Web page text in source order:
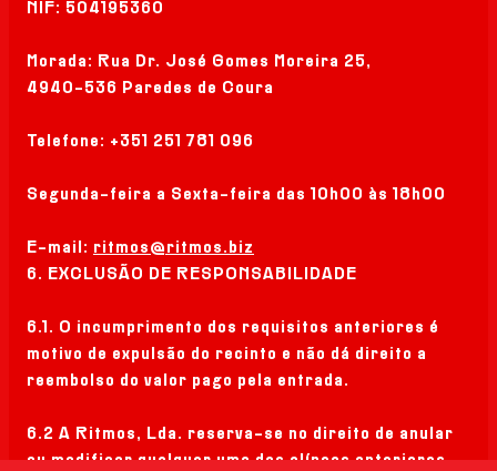
NIF: 504195360
Morada: Rua Dr. José Gomes Moreira 25,
4940-536 Paredes de Coura
Telefone: +351 251 781 096
Segunda-feira a Sexta-feira das 10h00 às 18h00
E-mail: ritmos@ritmos.biz
6. EXCLUSÃO DE RESPONSABILIDADE
6.1. O incumprimento dos requisitos anteriores é
motivo de expulsão do recinto e não dá direito a
reembolso do valor pago pela entrada.
6.2 A Ritmos, Lda. reserva-se no direito de anular
ou modificar qualquer uma das alíneas anteriores.